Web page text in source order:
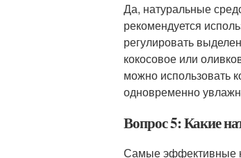
Да, натуральные
рекомендуется
регулировать
кокосовое или
можно использовать
одновременно
Вопрос 5: Какие
Самые эффективные